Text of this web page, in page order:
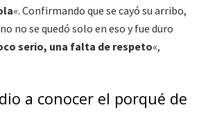
«. Confirmando que se cayó su arribo,
no se quedó solo en eso y fue duro
serio, una falta de respeto«,
a conocer el porqué de